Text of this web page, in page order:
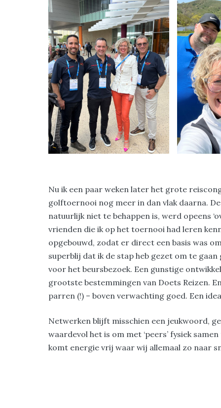
Nu ik een paar weken later het grote
golftoernooi nog meer in dan vlak daarna.
natuurlijk niet te behappen is, werd opeens
vrienden die ik op het toernooi had leren
opgebouwd, zodat er direct een basis was
superblij dat ik de stap heb gezet om te gaan
voor het beursbezoek. Een gunstige
grootste bestemmingen van Doets Reizen.
parren (!) – boven verwachting goed. Een
Netwerken blijft misschien een jeukwoord,
waardevol het is om met ‘peers’ fysiek
komt energie vrij waar wij allemaal zo naar